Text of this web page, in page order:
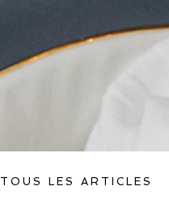
TOUS LES ARTICLES